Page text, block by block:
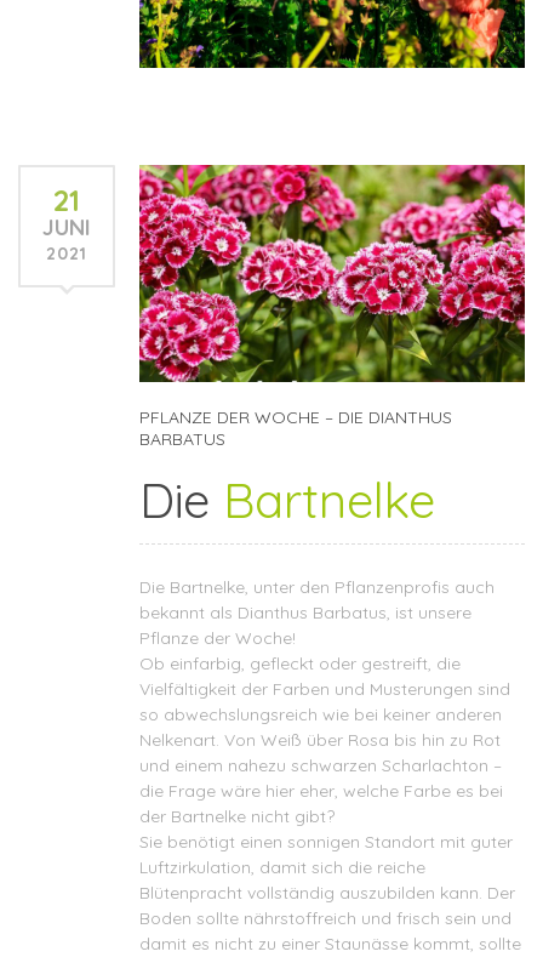
21
JUNI
2021
PFLANZE DER WOCHE – DIE DIANTHUS
BARBATUS
Die Bartnelke
Die Bartnelke, unter den Pflanzenprofis auch
bekannt als Dianthus Barbatus, ist unsere
Pflanze der Woche!
Ob einfarbig, gefleckt oder gestreift, die
Vielfältigkeit der Farben und Musterungen sind
so abwechslungsreich wie bei keiner anderen
Nelkenart. Von Weiß über Rosa bis hin zu Rot
und einem nahezu schwarzen Scharlachton –
die Frage wäre hier eher, welche Farbe es bei
der Bartnelke nicht gibt?
Sie benötigt einen sonnigen Standort mit guter
Luftzirkulation, damit sich die reiche
Blütenpracht vollständig auszubilden kann. Der
Boden sollte nährstoffreich und frisch sein und
damit es nicht zu einer Staunässe kommt, sollte